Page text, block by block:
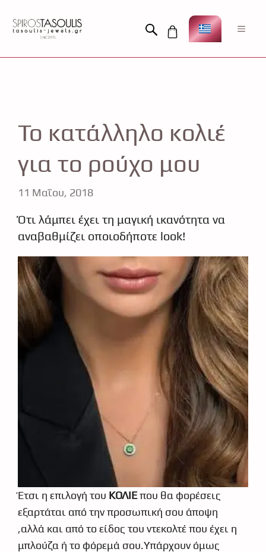
περιεχόμενο
Το κατάλληλο κολιέ
για το ρούχο μου
11 Μαΐου, 2018
Ότι λάμπει έχει τη μαγική ικανότητα να
αναβαθμίζει οποιοδήποτε look!
Έτσι η επιλογή του ΚΟΛΙΕπου θα φορέσεις
εξαρτάται από την προσωπική σου άποψη
,αλλά και από το είδος του ντεκολτέ που έχει η
μπλούζα ή το φόρεμά σου.Υπάρχουν όμως